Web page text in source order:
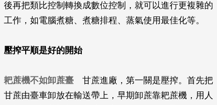
後再把類比控制轉換成數位控制，就可以進行更複雜的
工作，如電腦煮糖、煮糖排程、蒸氣使用最佳化等。
壓搾平順是好的開始
耙蔗機不如卸蔗臺 甘蔗進廠，第一關是壓搾。首先把
甘蔗由臺車卸放在輸送帶上，早期卸蔗靠耙蔗機，用人